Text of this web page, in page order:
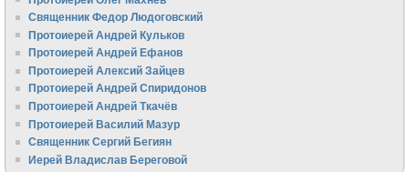
Священник Федор Людоговский
Протоиерей Андрей Кульков
Протоиерей Андрей Ефанов
Протоиерей Алексий Зайцев
Протоиерей Андрей Спиридонов
Протоиерей Андрей Ткачёв
Протоиерей Василий Мазур
Священник Сергий Бегиян
Иерей Владислав Береговой